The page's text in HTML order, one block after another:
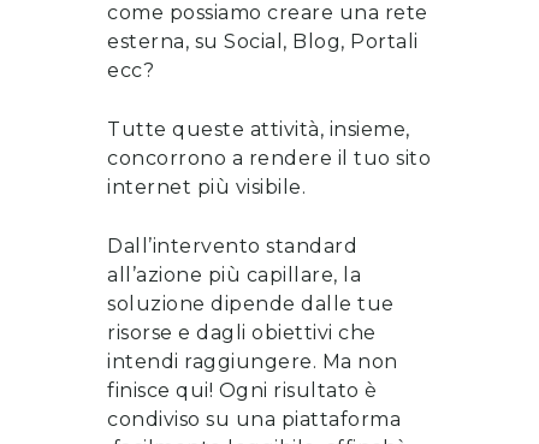
come possiamo creare una rete
esterna, su Social, Blog, Portali
ecc?
Tutte queste attività, insieme,
concorrono a rendere il tuo sito
internet più visibile.
Dall’intervento standard
all’azione più capillare, la
soluzione dipende dalle tue
risorse e dagli obiettivi che
intendi raggiungere. Ma non
finisce qui! Ogni risultato è
condiviso su una piattaforma